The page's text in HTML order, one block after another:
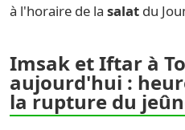
à l'horaire de la salat du
Imsak et Iftar à
aujourd'hui :
la rupture du